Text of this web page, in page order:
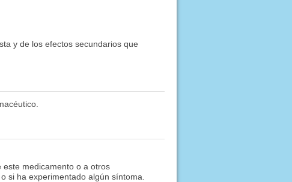
y de los efectos secundarios que
medicamento o a otros
si ha experimentado algún síntoma.